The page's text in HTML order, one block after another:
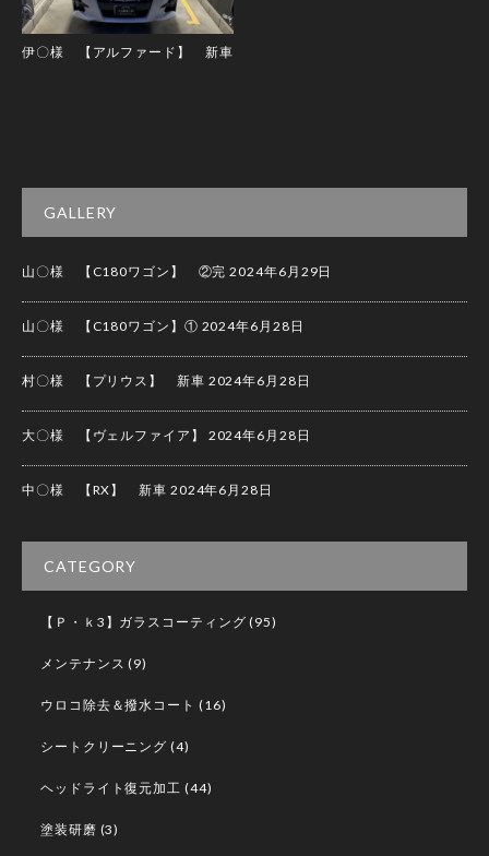
伊〇様 【アルファード】 新車
GALLERY
山〇様 【C180ワゴン】 ②完 2024年6月29日
山〇様 【C180ワゴン】① 2024年6月28日
村〇様 【プリウス】 新車 2024年6月28日
大〇様 【ヴェルファイア】 2024年6月28日
中〇様 【RX】 新車 2024年6月28日
CATEGORY
【Ｐ・ｋ3】ガラスコーティング (95)
メンテナンス (9)
ウロコ除去＆撥水コート (16)
シートクリーニング (4)
ヘッドライト復元加工 (44)
塗装研磨 (3)